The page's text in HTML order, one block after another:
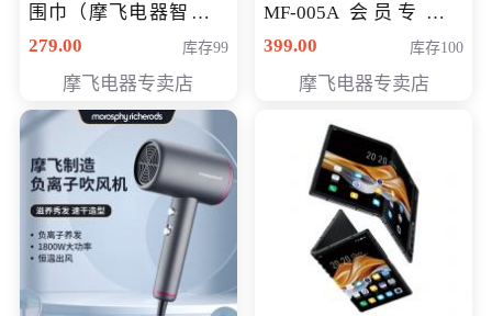
围巾（摩飞电器智能加
热按摩围脖） 会员专享
279.00 库存99
摩飞电器专卖店
MF-005A 会员专享价
198元
399.00 库存100
摩飞电器专卖店